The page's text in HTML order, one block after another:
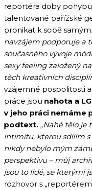
reportéra doby
talentované pařížské
pronikat k sobě samým.
navzájem podporuje a
současného vývoje
sexy feeling založený
těch kreativních
vzájemné pospolitosti
práce jsou nahota a
v jeho práci nemáme
podtext. „Nahé tělo je
intimitu, kterou sdílím s
nikdy nebylo mým
perspektivu – můj
jsou to lidé, se kterými
rozhovor s